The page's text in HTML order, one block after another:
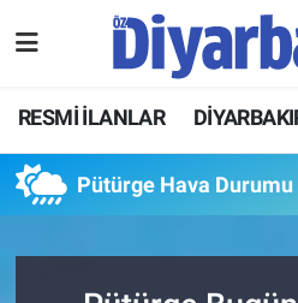
RESMİ İLANLAR
Pütürge Hava Durumu
ASAYİŞ
DİYARBAKIR
Hava Durumu
Namaz Vakitleri